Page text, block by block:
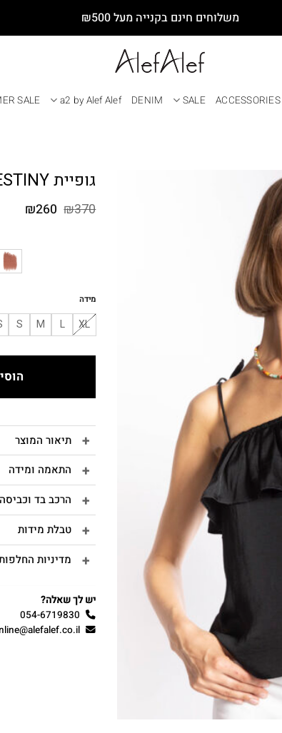
משלוחים חינם בקנייה מעל ₪500
ACCESSORIES
SALE
DENIM
a2 by Alef Alef
SALE
גופיית DESTINY שחורה
₪370 המחיר
₪260 המחיר
מידה
XL
L
M
S
תיאור המוצר
התאמה ומידה
הרכב בד וכביסה
טבלת מידות
מדיניות
יש לך שאלה?
054-6719830